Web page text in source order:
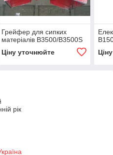
Грейфер для сипких
матеріалів В3500/В3500S
Ціну уточнюйте
рік